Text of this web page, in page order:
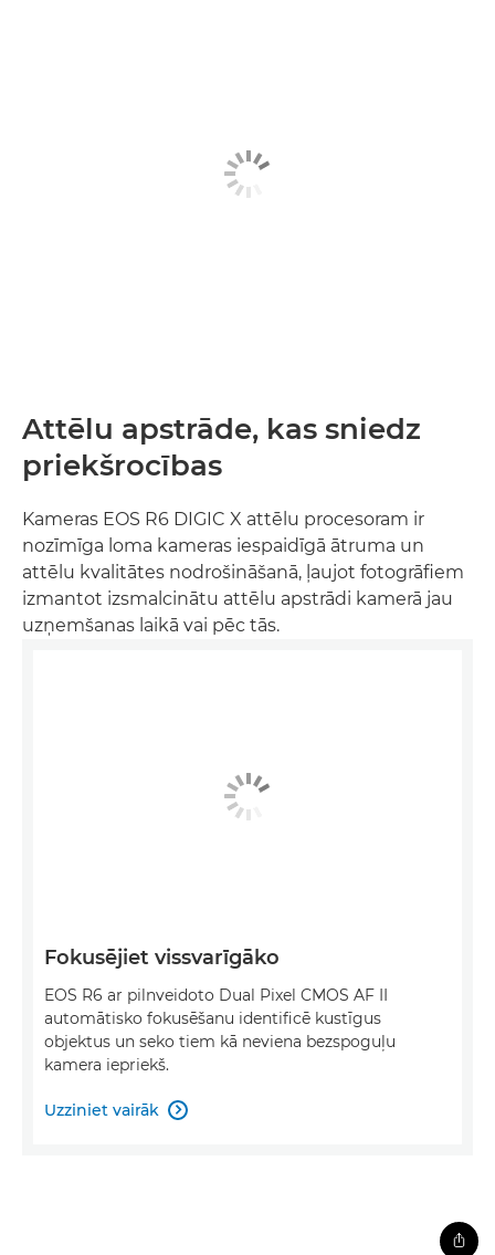
Attēlu apstrāde, kas sniedz
priekšrocības
Kameras EOS R6 DIGIC X attēlu procesoram ir
nozīmīga loma kameras iespaidīgā ātruma un
attēlu kvalitātes nodrošināšanā, ļaujot fotogrāfiem
izmantot izsmalcinātu attēlu apstrādi kamerā jau
uzņemšanas laikā vai pēc tās.
Fokusējiet vissvarīgāko
EOS R6 ar pilnveidoto Dual Pixel CMOS AF II
automātisko fokusēšanu identificē kustīgus
objektus un seko tiem kā neviena bezspoguļu
kamera iepriekš.
Uzziniet vairāk 